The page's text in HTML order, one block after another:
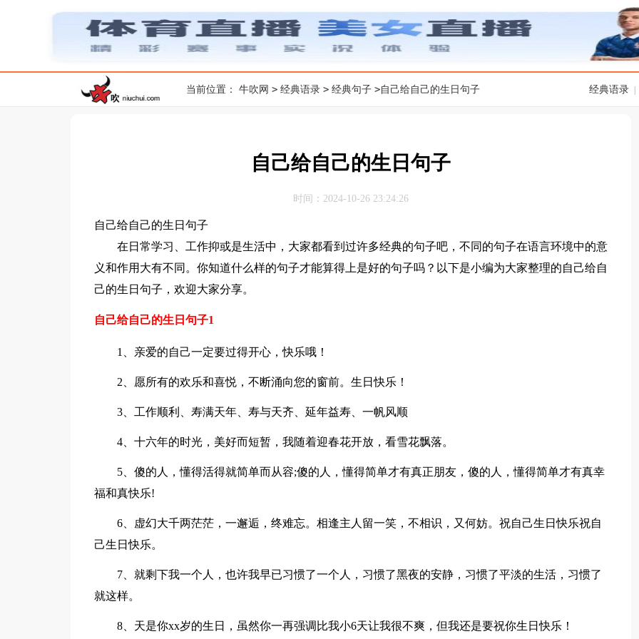
当前位置： 牛吹网 > 经典语录 > 经典句子 >自己给自己的生日句子 经典语录
自己给自己的生日句子
时间：2024-10-26 23:24:26
自己给自己的生日句子
在日常学习、工作抑或是生活中，大家都看到过许多经典的句子吧，不同的句子在语言环境中的意
义和作用大有不同。你知道什么样的句子才能算得上是好的句子吗？以下是小编为大家整理的自己给自
己的生日句子，欢迎大家分享。
自己给自己的生日句子1
1、亲爱的自己一定要过得开心，快乐哦！
2、愿所有的欢乐和喜悦，不断涌向您的窗前。生日快乐！
3、工作顺利、寿满天年、寿与天齐、延年益寿、一帆风顺
4、十六年的时光，美好而短暂，我随着迎春花开放，看雪花飘落。
5、傻的人，懂得活得就简单而从容;傻的人，懂得简单才有真正朋友，傻的人，懂得简单才有真幸
福和真快乐!
6、虚幻大千两茫茫，一邂逅，终难忘。相逢主人留一笑，不相识，又何妨。祝自己生日快乐祝自
己生日快乐。
7、就剩下我一个人，也许我早已习惯了一个人，习惯了黑夜的安静，习惯了平淡的生活，习惯了
就这样。
8、天是你xx岁的生日，虽然你一再强调比我小6天让我很不爽，但我还是要祝你生日快乐！